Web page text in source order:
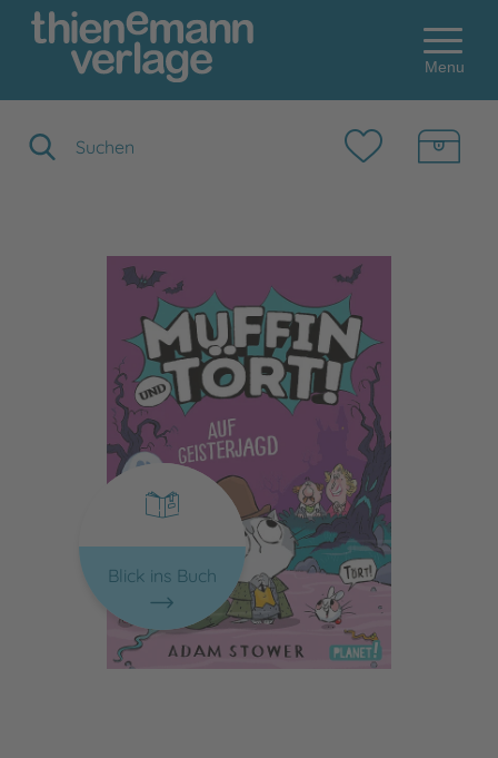
Menu
Blick ins Buch